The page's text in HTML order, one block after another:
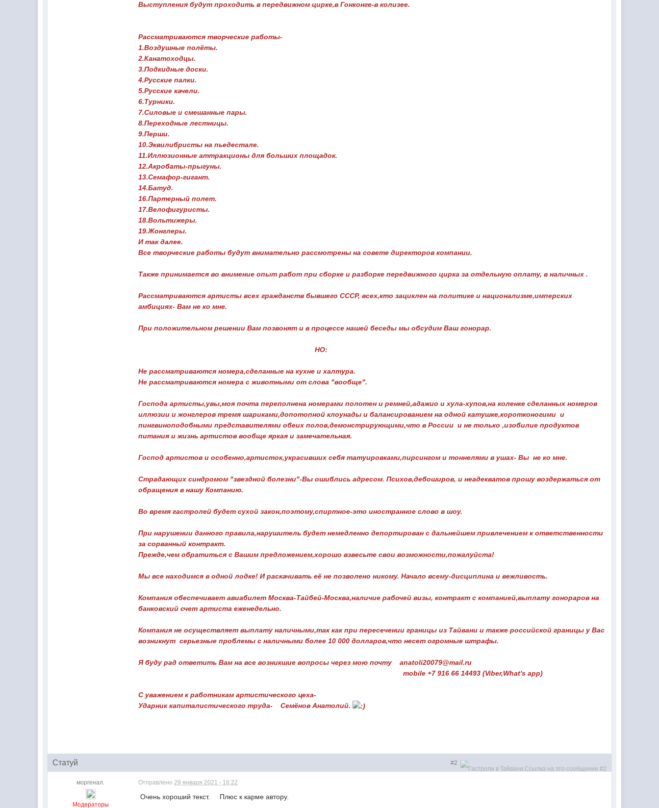
Выступления будут проходить в передвижном цирке,в Гонконге-в колизее.
Рассматриваются творческие работы-
1.Воздушные полёты.
2.Канатоходцы.
3.Подкидные доски.
4.Русские палки.
5.Русские качели.
6.Турники.
7.Силовые и смешанные пары.
8.Переходные лестницы.
9.Перши.
10.Эквилибристы на пьедестале.
11.Иллюзионные аттракционы для больших площадок.
12.Акробаты-прыгуны.
13.Семафор-гигант.
14.Батуд.
16.Партерный полет.
17.Велофигуристы.
18.Вольтижеры.
19.Жонглеры.
И так далее.
Все творческие работы будут внимательно рассмотрены на совете директоров компании.
Также принимается во внимение опыт работ при сборке и разборке передвижного цирка за отдельную оплату, в наличных .
Рассматриваются артисты всех гражданств бывшего СССР, всех,кто зациклен на политике и национализме,имперских
амбициях- Вам не ко мне.
При положительном решении Вам позвонят и в процессе нашей беседы мы обсудим Ваш гонорар.
НО:
Не рассматриваются номера,сделанные на кухне и халтура.
Не рассматриваются номера с животными от слова "вообще".
Господа артисты,увы,моя почта переполнена номерами полотен и ремней,адажио и хула-хупов,на коленке сделанных номеров
иллюзии и жонглеров тремя шариками,допотопной клоунады и балансированием на одной катушке,коротконогими и
пингвиноподобными представителями обеих полов,демонстрирующими,что в России и не только ,изобилие продуктов
питания и жизнь артистов вообще яркая и замечательная.
Господ артистов и особенно,артисток,украсивших себя татуировками,пирсингом и тоннелями в ушах- Вы не ко мне.
Страдающих синдромом "звездной болезни"-Вы ошиблись адресом. Психов,дебоширов, и неадекватов прошу воздержаться от
обращения в нашу Компанию.
Во время гастролей будет сухой закон,поэтому,спиртное-это иностранное слово в шоу.
При нарушении данного правила,нарушитель будет немедленно депортирован с дальнейшем привлечением к ответственности
за сорванный контракт.
Прежде,чем обратиться с Вашим предложением,хорошо взвесьте свои возможности,пожалуйста!
Мы все находимся в одной лодке! И раскачивать её не позволено никому. Начало всему-дисциплина и вежливость.
Компания обеспечивает авиабилет Москва-Тайбей-Москва,наличие рабочей визы, контракт с компанией,выплату гонораров на
банковский счет артиста еженедельно.
Компания не осуществляет выплату наличными,так как при пересечении границы из Тайвани и также российской границы у Вас
возникнут серьезные проблемы с наличными более 10 000 долларов,что несет огромные штрафы.
Я буду рад ответить Вам на все возникшие вопросы через мою почту anatoli20079@mail.ru
mobile +7 916 66 14493 (Viber,What's app)
С уважением к работникам артистического цеха-
Ударник капиталистического труда- Семёнов Анатолий.
#2
Статуй
моргенал.
Модераторы
Отправлено29 января 2021 - 16:22
Очень хороший текст. Плюс к карме автору.